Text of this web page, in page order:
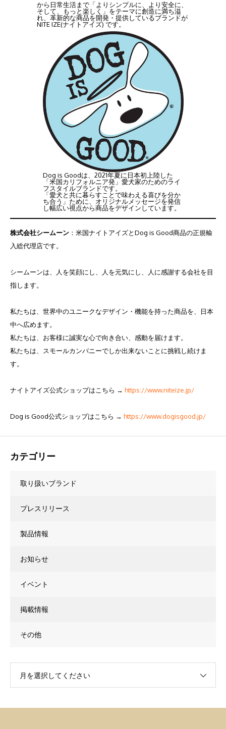
から日常生活まで「よりシンプルに、より安全に、
そして、もっと楽しく」をテーマに創造に満ち溢
れ、革新的な商品を開発・提供しているブランドが
NITE IZE(ナイトアイズ) です。
Dog is Goodは、2021年夏に日本初上陸した
「米国カリフォルニア発」愛犬家のためのライ
フスタイルブランドです。
「愛犬と共に暮らすことで味わえる喜びを分か
ち合う」ために、オリジナルメッセージを発信
し幅広い視点から商品をデザインしています。
株式会社シームーン ：米国ナイトアイズとDog is Good商品の正規輸
入総代理店です。
シームーンは、人を笑顔にし、人を元気にし、人に感謝する会社を目
指します。
私たちは、世界中のユニークなデザイン・機能を持った商品を、日本
中へ広めます。
私たちは、お客様に誠実な心で向き合い、感動を届けます。
私たちは、スモールカンパニーでしか出来ないことに挑戦し続けま
す。
ナイトアイズ公式ショップはこちら → https://www.niteize.jp/
Dog is Good公式ショップはこちら → https://www.dogisgood.jp/
カテゴリー
取り扱いブランド
プレスリリース
製品情報
お知らせ
イベント
掲載情報
その他
月を選択してください